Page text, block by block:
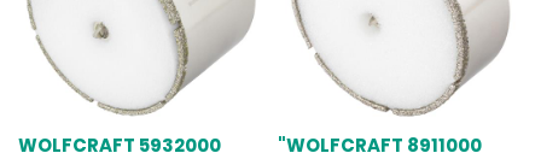
WOLFCRAFT 5932000 "WOLFCRAFT 8911000